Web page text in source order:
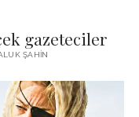
gazeteciler
ŞAHIN